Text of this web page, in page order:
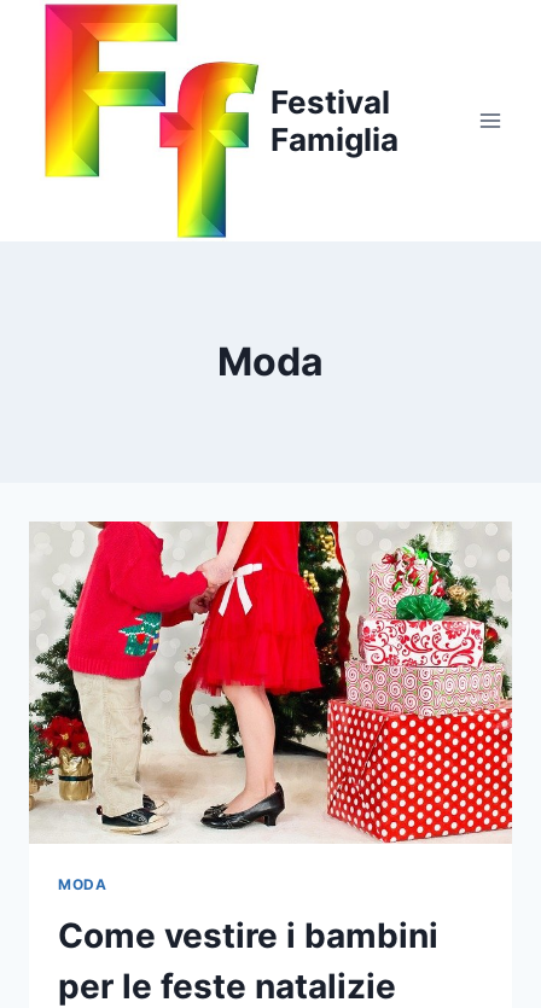
Salta
contenuto
Festival
Famiglia
Moda
MODA
Come vestire i bambini
per le feste natalizie